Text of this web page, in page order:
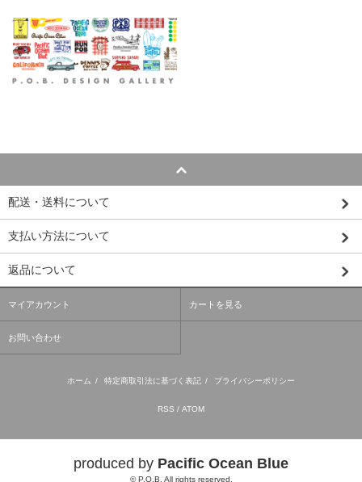
配送・送料について
支払い方法について
返品について
マイアカウント カートを見る
お問い合わせ
ホーム / 特定商取引法に基づく表記 / プライバシーポリシー
RSS / ATOM
produced by Pacific Ocean Blue
© P.O.B. All rights reserved.